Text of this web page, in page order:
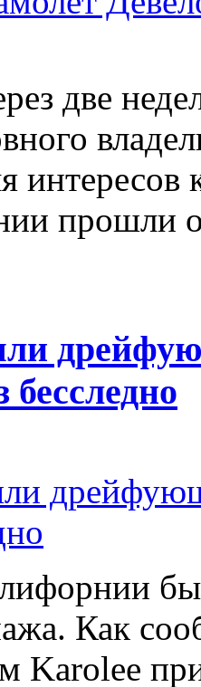
две
прошли
бесследно
Как
Karolee